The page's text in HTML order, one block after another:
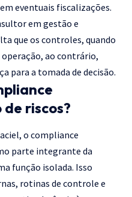
eventuais fiscalizações.
em gestão e
que os controles, quando
ao contrário,
para a tomada de decisão.
riscos?
o compliance
parte integrante da
função isolada. Isso
rotinas de controle e